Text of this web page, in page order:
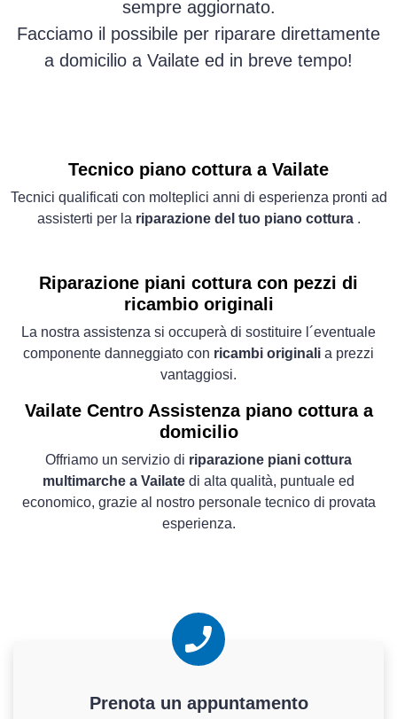
sempre aggiornato.
Facciamo il possibile per riparare direttamente
a domicilio a Vailate ed in breve tempo!
Tecnico piano cottura a Vailate
Tecnici qualificati con molteplici anni di esperienza pronti ad
assisterti per la riparazione del tuo piano cottura .
Riparazione piani cottura con pezzi di
ricambio originali
La nostra assistenza si occuperà di sostituire l´eventuale
componente danneggiato con ricambi originali a prezzi
vantaggiosi.
Vailate Centro Assistenza piano cottura a
domicilio
Offriamo un servizio di riparazione piani cottura
multimarche a Vailate di alta qualità, puntuale ed
economico, grazie al nostro personale tecnico di provata
esperienza.
Prenota un appuntamento